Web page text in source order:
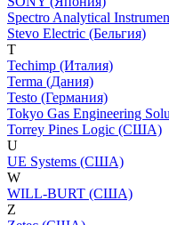
Spectro Analytical
Stevo Electric (Бельгия)
T
Techimp (Италия)
Terma (Дания)
Testo (Германия)
Tokyo Gas Engineering
Torrey Pines Logic (США)
U
UE Systems (США)
W
WILL-BURT (США)
Z